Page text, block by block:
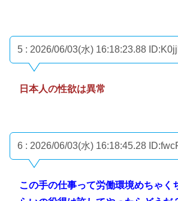
5 : 2026/06/03(水) 16:18:23.88
日本人の性欲は異常
6 : 2026/06/03(水) 16:18:45.28
この手の仕事って労働環境めちゃく